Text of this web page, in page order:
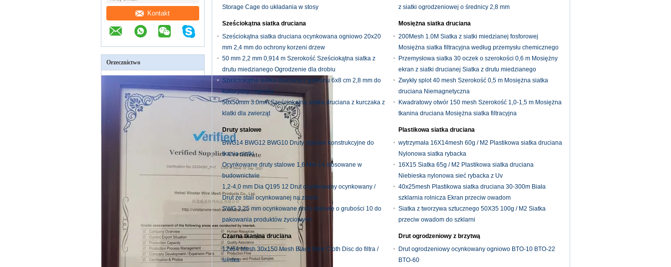
Kontakt
Orzecznictwo
Storage Cage do układania w stosy
z siatki ogrodzeniowej o średnicy 2,8 mm
Sześciokątna siatka druciana
Sześciokątna siatka druciana ocynkowana ogniowo 20x20
mm 2,4 mm do ochrony korzeni drzew
50 mm 2,2 mm 0,914 m Szerokość Sześciokątna siatka z
drutu miedzianego Ogrodzenie dla drobiu
Sześciokątna siatka druciana z gabionu 6x8 cm 2,8 mm do
kukurydzy i ogrodu
50x50mm 3.0mm Sześciokątna siatka druciana z kurczaka z
klatki dla zwierząt
Mosiężna siatka druciana
200Mesh 1.0M Siatka z siatki miedzianej fosforowej
Mosiężna siatka filtracyjna według przemysłu chemicznego
Przemysłowa siatka 30 oczek o szerokości 0,6 m Mosiężny
ekran z siatki drucianej Siatka z drutu miedzianego
Zwykły splot 40 mesh Szerokość 0,5 m Mosiężna siatka
druciana Niemagnetyczna
Kwadratowy otwór 150 mesh Szerokość 1,0-1,5 m Mosiężna
tkanina druciana Mosiężna siatka filtracyjna
Druty stalowe
BWG14 BWG12 BWG10 Druty stalowe konstrukcyjne do
tkania siatki
Ocynkowane druty stalowe 1,6 Mm 14 stosowane w
budownictwie
1,2-4,0 mm Dia Q195 12 Drut ocynkowany ocynkowany /
Drut ze stali ocynkowanej na zimno
SWG 3,25 mm ocynkowane druty stalowe o grubości 10 do
pakowania produktów życiowych
Plastikowa siatka druciana
wytrzymała 16X14mesh 60g / M2 Plastikowa siatka druciana
Nylonowa siatka rybacka
16X15 Siatka 65g / M2 Plastikowa siatka druciana
Niebieska nylonowa sieć rybacka z Uv
40x25mesh Plastikowa siatka druciana 30-300m Biała
szklarnia rolnicza Ekran przeciw owadom
Siatka z tworzywa sztucznego 50X35 100g / M2 Siatka
przeciw owadom do szklarni
Czarna tkanina druciana
12x64 Mesh 30x150 Mesh Black Wire Cloth Disc do filtra /
silnika
Drut ogrodzeniowy z brzytwą
Drut ogrodzeniowy ocynkowany ogniowo BTO-10 BTO-22
BTO-60